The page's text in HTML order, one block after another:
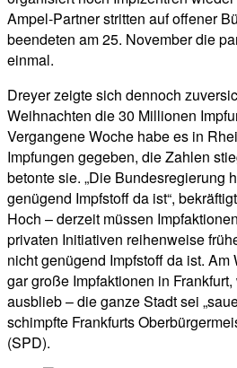
Ampel-Partner stritten auf offener
beendeten am 25. November die
einmal.
Dreyer zeigte sich dennoch
Weihnachten die 30 Millionen
Vergangene Woche habe es in
Impfungen gegeben, die Zahlen
betonte sie. „Die Bundesregierung
genügend Impfstoff da ist“,
Hoch – derzeit müssen
privaten Initiativen reihenweise
nicht genügend Impfstoff da ist.
gar große Impfaktionen in
ausblieb – die ganze Stadt sei
schimpfte Frankfurts
(SPD).